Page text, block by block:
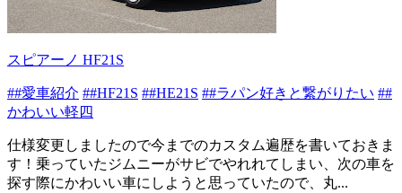
スピアーノ HF21S
##愛車紹介 ##HF21S ##HE21S ##ラパン好きと繋がりたい ##
かわいい軽四
仕様変更しましたので今までのカスタム遍歴を書いておきま
す！乗っていたジムニーがサビでやれれてしまい、次の車を
探す際にかわいい車にしようと思っていたので、丸...